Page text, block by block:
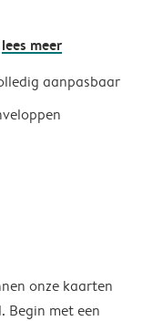
lees meer
aanpasbaar
onze kaarten
Begin met een